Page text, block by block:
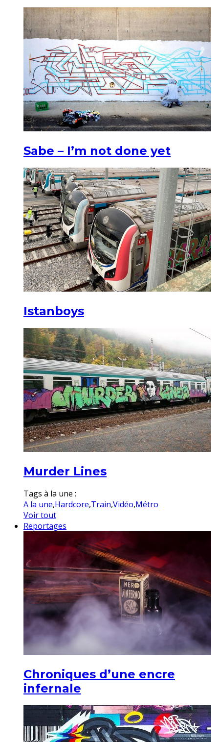
Sabe – I’m not done yet
Istanboys
Murder Lines
Tags à la une :
A la une,Hardcore,Train,Vidéo,Métro
Voir tout
Reportages
Chroniques d’une encre
infernale